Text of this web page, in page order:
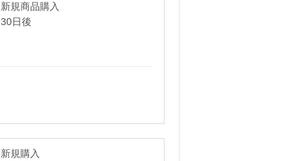
新規商品購入
30日後
新規購入